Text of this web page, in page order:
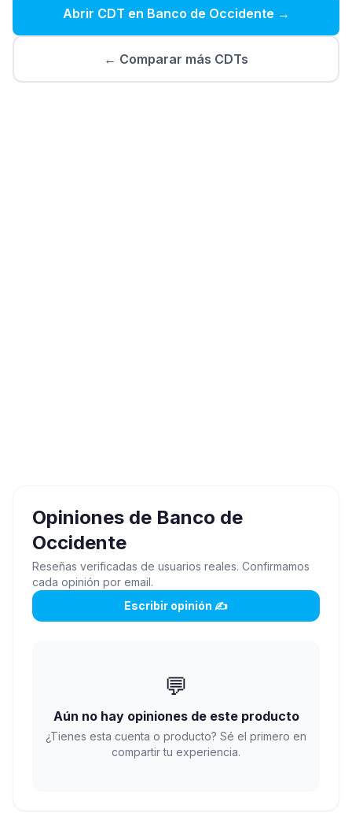
Abrir CDT en Banco de Occidente →
← Comparar más CDTs
Opiniones de Banco de
Occidente
Reseñas verificadas de usuarios reales. Confirmamos
cada opinión por email.
Escribir opinión ✍️
💬
Aún no hay opiniones de este producto
¿Tienes esta cuenta o producto? Sé el primero en
compartir tu experiencia.